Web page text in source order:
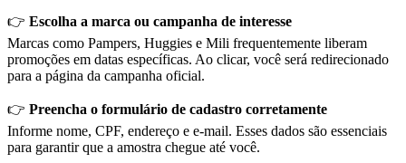
👉 Escolha a marca ou campanha de interesse
Marcas como Pampers, Huggies e Mili frequentemente liberam
promoções em datas específicas. Ao clicar, você será redirecionado
para a página da campanha oficial.
👉 Preencha o formulário de cadastro corretamente
Informe nome, CPF, endereço e e-mail. Esses dados são essenciais
para garantir que a amostra chegue até você.